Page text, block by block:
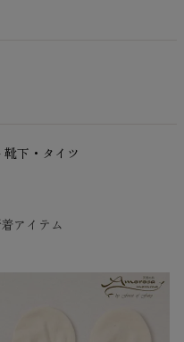
靴下・タイツ
アイテム